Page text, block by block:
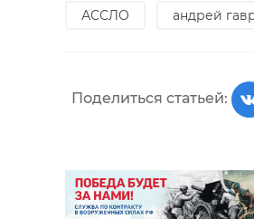
АССЛО андрей
Поделиться статьей: